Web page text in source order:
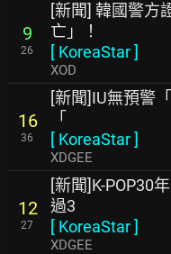
9
26
[新聞] 韓國警方
亡」！
[ KoreaStar]
XOD
16
36
[新聞]IU無預警
「
[ KoreaStar]
XDGEE
12
27
[新聞]K-POP30
過3
[ KoreaStar]
XDGEE